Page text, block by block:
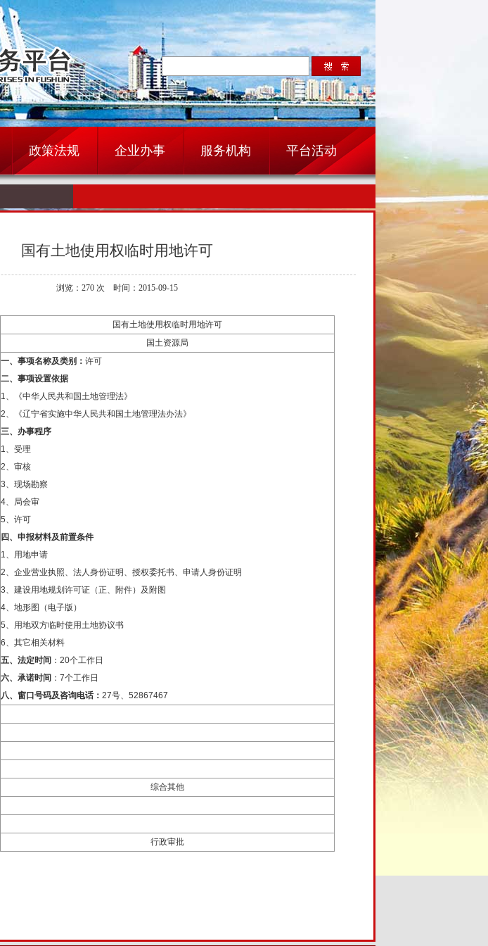
政策法规 企业办事 服务机构 平台活动
国有土地使用权临时用地许可
浏览： 270 次 时间：2015-09-15
国有土地使用权临时用地许可
国土资源局
一、事项名称及类别： 许可
二、事项设置依据
1、《中华人民共和国土地管理法》
2、《辽宁省实施中华人民共和国土地管理法办法》
三、办事程序
1、受理
2、审核
3、现场勘察
4、局会审
5、许可
四、申报材料及前置条件
1、用地申请
2、企业营业执照、法人身份证明、授权委托书、申请人身份证明
3、建设用地规划许可证（正、附件）及附图
4、地形图（电子版）
5、用地双方临时使用土地协议书
6、其它相关材料
五、法定时间 ：20个工作日
六、承诺时间 ：7个工作日
八、窗口号码及咨询电话： 27号、52867467
综合其他
行政审批